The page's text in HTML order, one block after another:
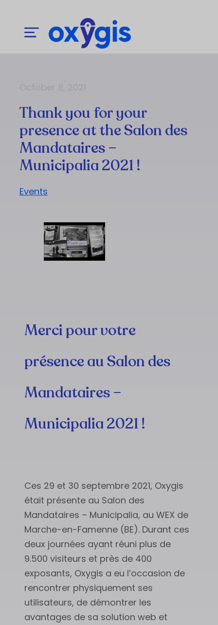
Thank you for your
presence at the Salon des
Mandataires –
Municipalia 2021 !
Events
Merci pour votre
présence au Salon des
Mandataires –
Municipalia 2021 !
Ces 29 et 30 septembre 2021, Oxygis
était présente au Salon des
Mandataires – Municipalia, au WEX de
Marche-en-Famenne (BE). Durant ces
deux journées ayant réuni plus de
9.500 visiteurs et près de 400
exposants, Oxygis a eu l’occasion de
rencontrer physiquement ses
utilisateurs, de démontrer les
avantages de sa solution web et